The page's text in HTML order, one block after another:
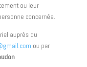
ou leur
concernée.
auprès du
ou par